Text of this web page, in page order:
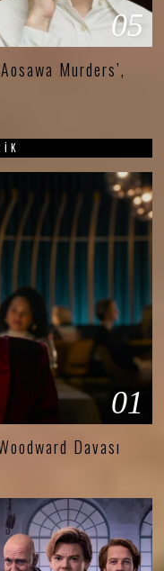
05
Murders’,
01
Davası